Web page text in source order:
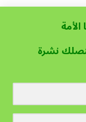
نشرة